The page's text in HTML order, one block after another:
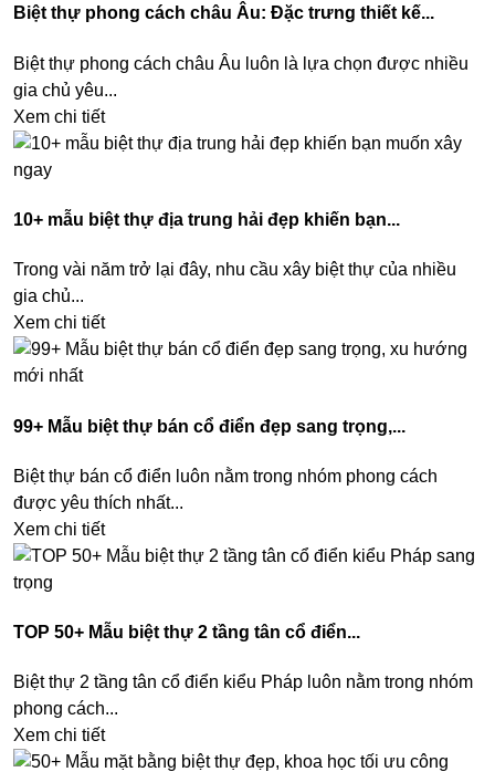
Biệt thự phong cách châu Âu: Đặc trưng thiết kế...
Biệt thự phong cách châu Âu luôn là lựa chọn được nhiều
gia chủ yêu...
Xem chi tiết
10+ mẫu biệt thự địa trung hải đẹp khiến bạn...
Trong vài năm trở lại đây, nhu cầu xây biệt thự của nhiều
gia chủ...
Xem chi tiết
99+ Mẫu biệt thự bán cổ điển đẹp sang trọng,...
Biệt thự bán cổ điển luôn nằm trong nhóm phong cách
được yêu thích nhất...
Xem chi tiết
TOP 50+ Mẫu biệt thự 2 tầng tân cổ điển...
Biệt thự 2 tầng tân cổ điển kiểu Pháp luôn nằm trong nhóm
phong cách...
Xem chi tiết